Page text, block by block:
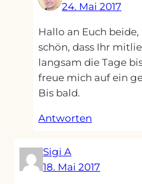
24. Mai 2017
Hallo an Euch beide,
schön, dass Ihr
langsam die Tage
freue mich auf ein
Bis bald.
Antworten
Sigi A
18. Mai 2017